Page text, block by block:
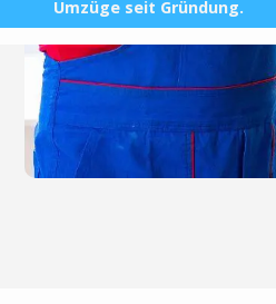
Umzüge seit Gründung.